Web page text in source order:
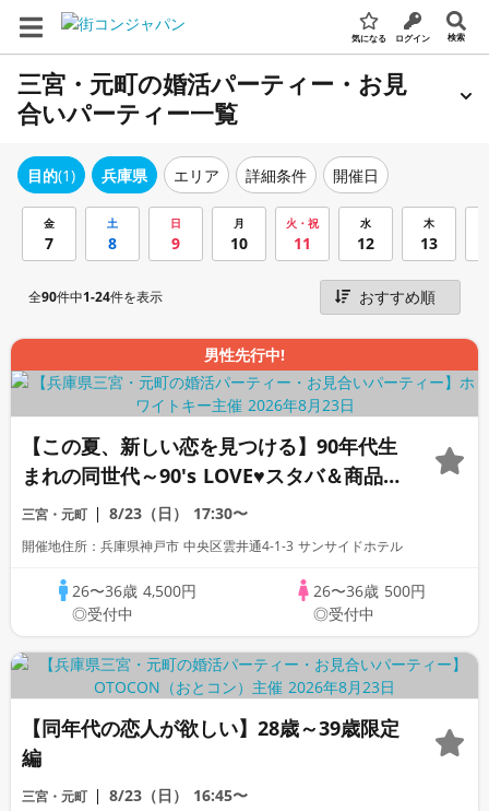
気になる ログイン 検索
三宮・元町の婚活パーティー・お見
合いパーティー一覧
目的(1) 兵庫県 エリア 詳細条件 開催日
金
7
土
8
日
9
月
10
火・祝
11
水
12
木
13
全90件中1-24件を表示
男性先行中!
【この夏、新しい恋を見つける】90年代生
まれの同世代～90's LOVE♥スタバ＆商品
券が当たる～個室スタイル/WhiteKey AI
Matching/マッチングあり
三宮・元町 8/23（日） 17:30〜
開催地住所：兵庫県神戸市 中央区雲井通4-1-3 サンサイドホテル
26〜36歳 4,500円
◎受付中
26〜36歳 500円
◎受付中
【同年代の恋人が欲しい】28歳～39歳限定
編
三宮・元町 8/23（日） 16:45〜